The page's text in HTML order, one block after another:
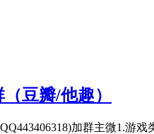
豆瓣/他趣）
加群主微1.游